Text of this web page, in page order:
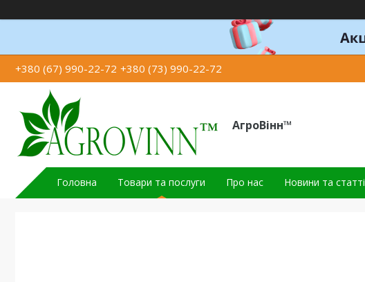
+380 (67) 990-22-72 +380 (73) 990-22-72
АгроВінн™
Головна Товари та послуги Про нас Новини та статті